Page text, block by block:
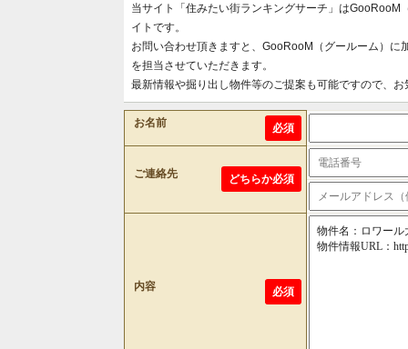
当サイト「住みたい街ランキングサーチ」は
イトです。
お問い合わせ頂きますと、GooRooM（グールーム）
を担当させていただきます。
最新情報や掘り出し物件等のご提案も可能ですので、
お名前 必須
ご連絡先 どちらか必須
内容 必須